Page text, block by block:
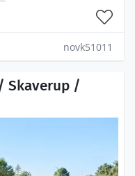
novk51011
Skaverup /